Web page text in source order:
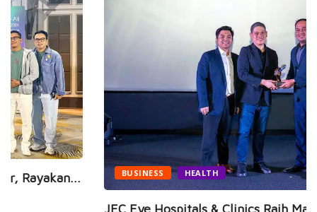
BUSINESS HEALTH
JEC Eye Hospitals & Clinics Raih Marketeers...